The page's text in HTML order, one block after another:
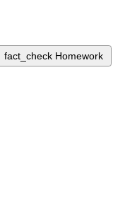
fact_check Homework